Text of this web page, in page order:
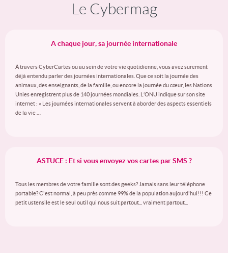
Le Cybermag
A chaque jour, sa journée internationale
À travers CyberCartes ou au sein de votre vie quotidienne, vous avez surement
déjà entendu parler des journées internationales. Que ce soit la journée des
animaux, des enseignants, de la famille, ou encore la journée du cœur, les Nations
Unies enregistrent plus de 140 journées mondiales. L’ONU indique sur son site
internet : « Les journées internationales servent à aborder des aspects essentiels
de la vie …
ASTUCE : Et si vous envoyez vos cartes par SMS ?
Tous les membres de votre famille sont des geeks? Jamais sans leur téléphone
portable? C'est normal, à peu près comme 99% de la population aujourd'hui!!! Ce
petit ustensile est le seul outil qui nous suit partout... vraiment partout...